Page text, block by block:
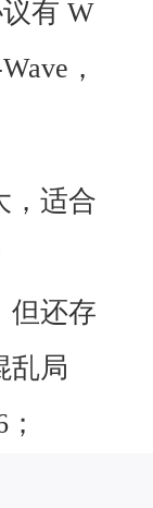
有 W
，
，适合
但还存
乱局